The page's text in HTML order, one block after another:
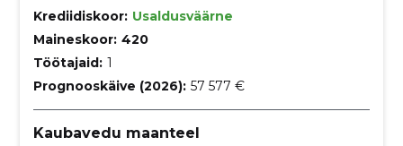
Krediidiskoor: Usaldusväärne
Maineskoor: 420
Töötajaid: 1
Prognooskäive (2026): 57 577 €
Kaubavedu maanteel